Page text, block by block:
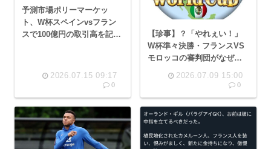
予測市場ポリーマーケッ
ト、W杯スペインvsフラン
スで100億円の取引高を記録
2026.07.15 09:17
0
【珍事】？「やれぇい！」
W杯準々決勝・フランスVS
モロッコの審判団がなぜか
全員アルゼンチン人に染め
られ炎上、批判殺到www
2026.07.09 15:00
0